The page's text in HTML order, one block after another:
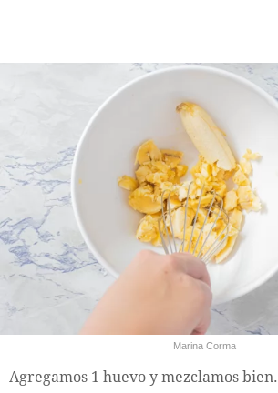
Marina Corma
Agregamos 1 huevo y mezclamos bien.